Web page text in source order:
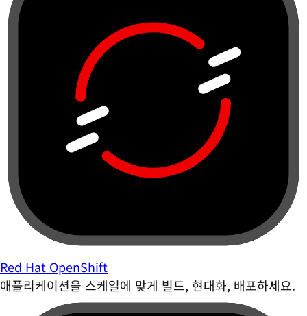
Red Hat OpenShift
애플리케이션을 스케일에 맞게 빌드, 현대화, 배포하세요.